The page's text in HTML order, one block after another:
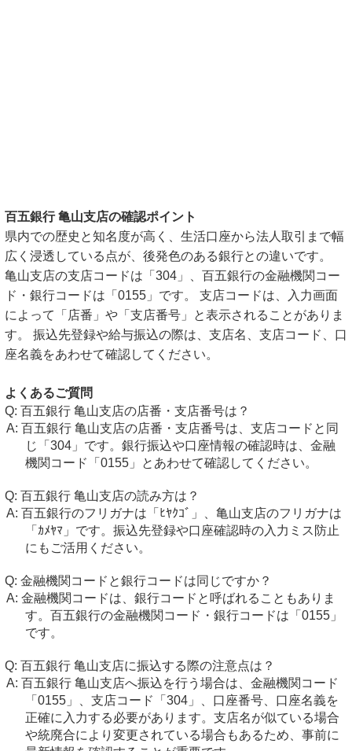
百五銀行 亀山支店の確認ポイント
県内での歴史と知名度が高く、生活口座から法人取引まで幅
広く浸透している点が、後発色のある銀行との違いです。
亀山支店の支店コードは「304」、百五銀行の金融機関コー
ド・銀行コードは「0155」です。 支店コードは、入力画面
によって「店番」や「支店番号」と表示されることがありま
す。 振込先登録や給与振込の際は、支店名、支店コード、口
座名義をあわせて確認してください。
よくあるご質問
百五銀行 亀山支店の店番・支店番号は？
百五銀行 亀山支店の店番・支店番号は、支店コードと同
じ「304」です。銀行振込や口座情報の確認時は、金融
機関コード「0155」とあわせて確認してください。
百五銀行 亀山支店の読み方は？
百五銀行のフリガナは「ﾋﾔｸｺﾞ」、亀山支店のフリガナは
「ｶﾒﾔﾏ」です。振込先登録や口座確認時の入力ミス防止
にもご活用ください。
金融機関コードと銀行コードは同じですか？
金融機関コードは、銀行コードと呼ばれることもありま
す。百五銀行の金融機関コード・銀行コードは「0155」
です。
百五銀行 亀山支店に振込する際の注意点は？
百五銀行 亀山支店へ振込を行う場合は、金融機関コード
「0155」、支店コード「304」、口座番号、口座名義を
正確に入力する必要があります。支店名が似ている場合
や統廃合により変更されている場合もあるため、事前に